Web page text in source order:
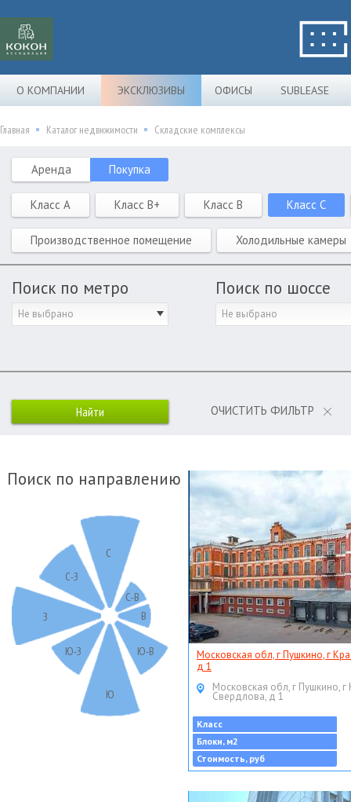
О КОМПАНИИ ЭКСКЛЮЗИВЫ ОФИСЫ SUBLEASE
Главная Каталог недвижимости Складские комплексы
Аренда Покупка
Класс A Класс B+ Класс B Класс C
Производственное помещение Холодильные камеры
Поиск по метро
Не выбрано
Поиск по шоссе
Не выбрано
ОЧИСТИТЬ ФИЛЬТР
Поиск по направлению
С
С-В
В
Ю-В
Ю
Ю-З
З
С-З
Московская обл, г Пушкино, г
д 1
Московская обл, г Пушкино, г
Свердлова, д 1
Класс
Блоки, м2
Стоимость, руб